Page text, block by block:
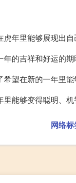
年里能够展现出自
的吉祥和好运的期
望在新的一年里能
能够变得聪明、机
网络标